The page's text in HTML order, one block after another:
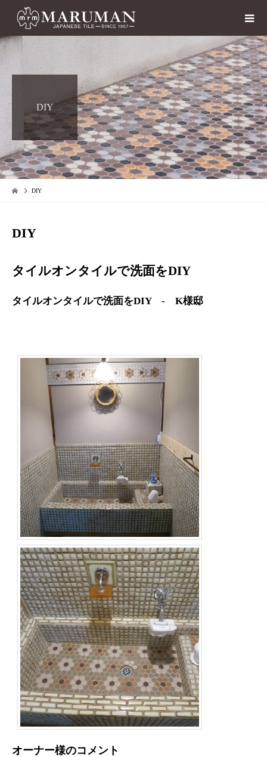
DIY
DIY
DIY
タイルオンタイルで洗面をDIY
タイルオンタイルで洗面をDIY - K様邸
オーナー様のコメント